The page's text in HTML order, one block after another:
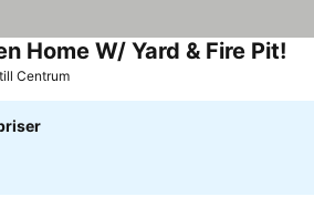
Home W/ Yard & Fire Pit!
Centrum